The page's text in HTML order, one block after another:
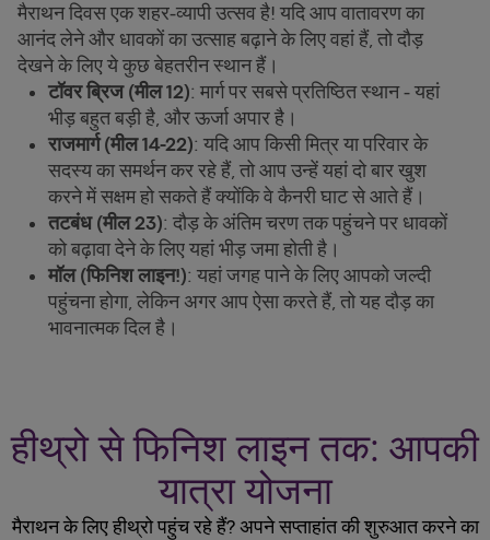
मैराथन दिवस एक शहर-व्यापी उत्सव है! यदि आप वातावरण का
आनंद लेने और धावकों का उत्साह बढ़ाने के लिए वहां हैं, तो दौड़
देखने के लिए ये कुछ बेहतरीन स्थान हैं।
टॉवर ब्रिज (मील 12): मार्ग पर सबसे प्रतिष्ठित स्थान - यहां
भीड़ बहुत बड़ी है, और ऊर्जा अपार है।
राजमार्ग (मील 14-22): यदि आप किसी मित्र या परिवार के
सदस्य का समर्थन कर रहे हैं, तो आप उन्हें यहां दो बार खुश
करने में सक्षम हो सकते हैं क्योंकि वे कैनरी घाट से आते हैं।
तटबंध (मील 23): दौड़ के अंतिम चरण तक पहुंचने पर धावकों
को बढ़ावा देने के लिए यहां भीड़ जमा होती है।
मॉल (फिनिश लाइन!): यहां जगह पाने के लिए आपको जल्दी
पहुंचना होगा, लेकिन अगर आप ऐसा करते हैं, तो यह दौड़ का
भावनात्मक दिल है।
हीथ्रो से फिनिश लाइन तक: आपकी
यात्रा योजना
मैराथन के लिए हीथ्रो पहुंच रहे हैं? अपने सप्ताहांत की शुरुआत करने का